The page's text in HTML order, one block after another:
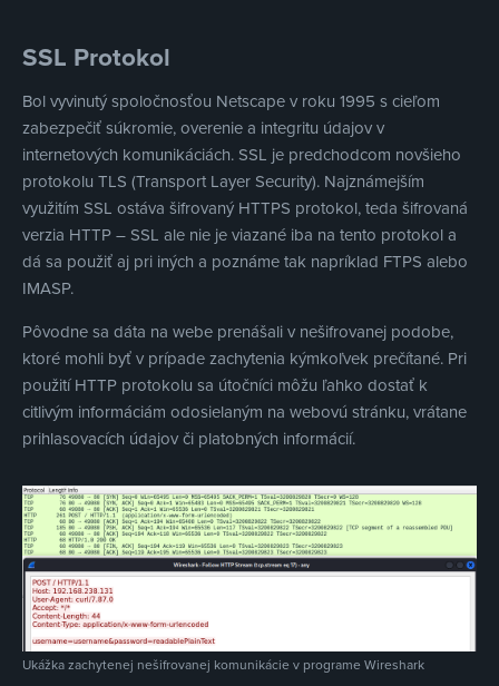
SSL Protokol
Bol vyvinutý spoločnosťou Netscape v roku 1995 s cieľom
zabezpečiť súkromie, overenie a integritu údajov v
internetových komunikáciách. SSL je predchodcom novšieho
protokolu TLS (Transport Layer Security). Najznámejším
využitím SSL ostáva šifrovaný HTTPS protokol, teda šifrovaná
verzia HTTP – SSL ale nie je viazané iba na tento protokol a
dá sa použiť aj pri iných a poznáme tak napríklad FTPS alebo
IMASP.
Pôvodne sa dáta na webe prenášali v nešifrovanej podobe,
ktoré mohli byť v prípade zachytenia kýmkoľvek prečítané. Pri
použití HTTP protokolu sa útočníci môžu ľahko dostať k
citlivým informáciám odosielaným na webovú stránku, vrátane
prihlasovacích údajov či platobných informácií.
Ukážka zachytenej nešifrovanej komunikácie v programe Wireshark